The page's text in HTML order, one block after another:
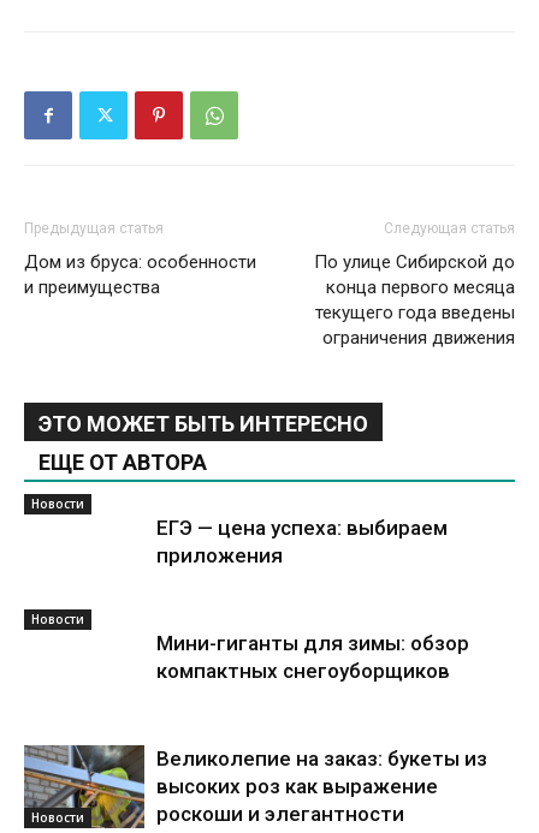
Предыдущая статья
Дом из бруса: особенности
и преимущества
Следующая статья
По улице Сибирской до
конца первого месяца
текущего года введены
ограничения движения
ЭТО МОЖЕТ БЫТЬ ИНТЕРЕСНО
ЕЩЕ ОТ АВТОРА
Новости
ЕГЭ — цена успеха: выбираем
приложения
Новости
Мини-гиганты для зимы: обзор
компактных снегоуборщиков
Новости
Великолепие на заказ: букеты из
высоких роз как выражение
роскоши и элегантности